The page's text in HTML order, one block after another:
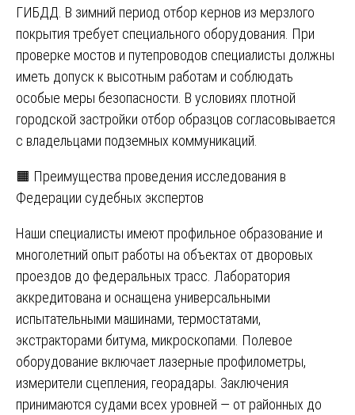
ГИБДД. В зимний период отбор кернов из мерзлого
покрытия требует специального оборудования. При
проверке мостов и путепроводов специалисты должны
иметь допуск к высотным работам и соблюдать
особые меры безопасности. В условиях плотной
городской застройки отбор образцов согласовывается
с владельцами подземных коммуникаций.
🟧 Преимущества проведения исследования в
Федерации судебных экспертов
Наши специалисты имеют профильное образование и
многолетний опыт работы на объектах от дворовых
проездов до федеральных трасс. Лаборатория
аккредитована и оснащена универсальными
испытательными машинами, термостатами,
экстракторами битума, микроскопами. Полевое
оборудование включает лазерные профилометры,
измерители сцепления, георадары. Заключения
принимаются судами всех уровней — от районных до